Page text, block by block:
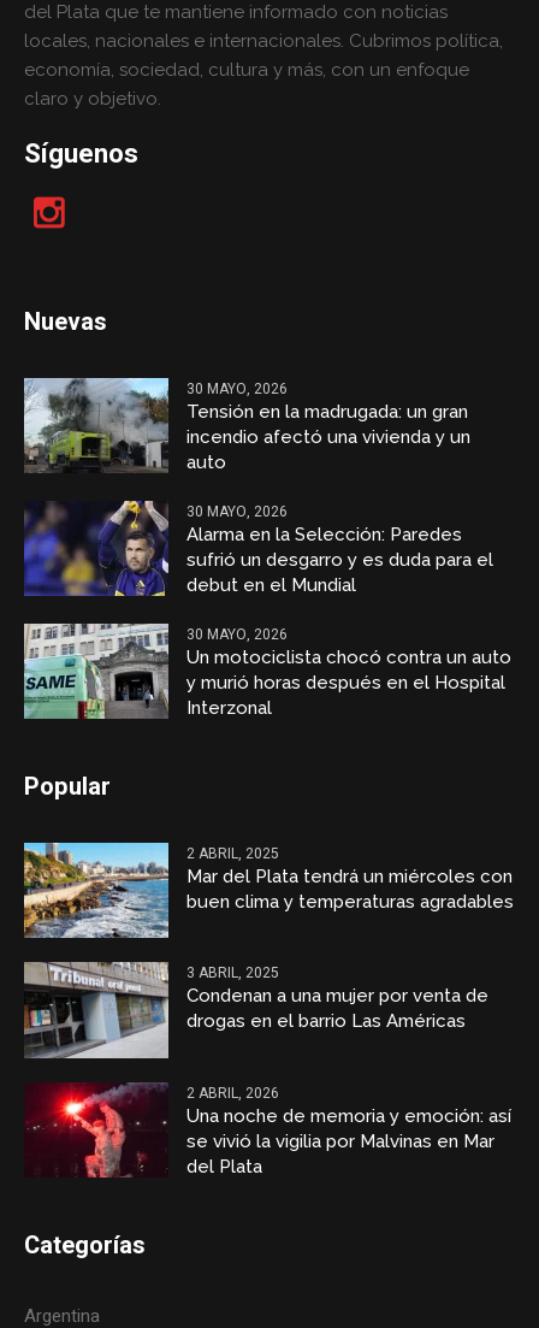
del Plata que te mantiene informado con noticias
locales, nacionales e internacionales. Cubrimos política,
economía, sociedad, cultura y más, con un enfoque
claro y objetivo.
Síguenos
Nuevas
30 MAYO, 2026
Tensión en la madrugada: un gran
incendio afectó una vivienda y un
auto
30 MAYO, 2026
Alarma en la Selección: Paredes
sufrió un desgarro y es duda para el
debut en el Mundial
30 MAYO, 2026
Un motociclista chocó contra un auto
y murió horas después en el Hospital
Interzonal
Popular
2 ABRIL, 2025
Mar del Plata tendrá un miércoles con
buen clima y temperaturas agradables
3 ABRIL, 2025
Condenan a una mujer por venta de
drogas en el barrio Las Américas
2 ABRIL, 2026
Una noche de memoria y emoción: así
se vivió la vigilia por Malvinas en Mar
del Plata
Categorías
Argentina